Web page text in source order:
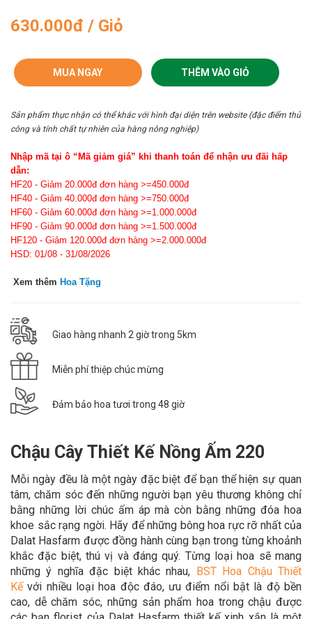
630.000đ / Giỏ
MUA NGAY THÊM VÀO GIỎ
Sản phẩm thực nhận có thể khác với hình đại diện trên website (đặc điểm thủ
công và tính chất tự nhiên của hàng nông nghiệp)
Nhập mã tại ô “Mã giảm giá” khi thanh toán để nhận ưu đãi hấp
dẫn:
HF20 - Giảm 20.000đ đơn hàng >=450.000đ
HF40 - Giảm 40.000đ đơn hàng >=750.000đ
HF60 - Giảm 60.000đ đơn hàng >=1.000.000đ
HF90 - Giảm 90.000đ đơn hàng >=1.500.000đ
HF120 - Giảm 120.000đ đơn hàng >=2.000.000đ
HSD: 01/08 - 31/08/2026
Xem thêm Hoa Tặng
Giao hàng nhanh 2 giờ trong 5km
Miễn phí thiệp chúc mừng
Đảm bảo hoa tươi trong 48 giờ
Chậu Cây Thiết Kế Nồng Ấm 220
Mỗi ngày đều là một ngày đặc biệt để bạn thể hiện sự quan
tâm, chăm sóc đến những người bạn yêu thương không chỉ
bằng những lời chúc ấm áp mà còn bằng những đóa hoa
khoe sắc rạng ngời. Hãy đểnhững bông hoa rực rỡ nhất của
Dalat Hasfarm được đồng hành cùng bạn trong từng khoảnh
khắc đặc biệt, thú vị và đáng quý. Từng loại hoa sẽ mang
những ý nghĩa đặc biệt khác nhau, BST Hoa Chậu Thiết
Kếvới nhiều loại hoa độc đáo,ưu điểm nổi bật là độ bền
cao, dễ chăm sóc, những sản phẩm hoa trong chậu được